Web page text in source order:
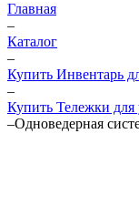
Главная
–
Каталог
–
Купить Инвентарь
–
Купить Тележки для
–Одноведерная